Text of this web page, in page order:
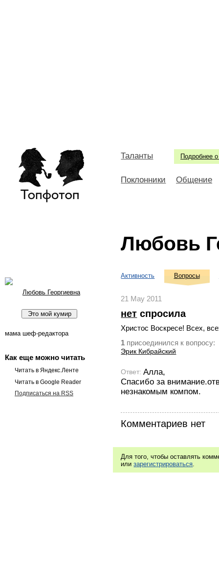
Подробнее о
Таланты
Поклонники Общение
Любовь
Любовь Георгиевна
мама шеф-редактора
Как еще можно читать
Читать в Яндекс.Ленте
Читать в Google Reader
Подписаться на RSS
Активность Вопросы
21 May 2011
нет спросила
Христос Воскресе! Всех,
1 присоединился к вопросу:
Эрик Кибрайский
Ответ: Алла,
Спасибо за
незнакомым компом.
Комментариев нет
Для того, чтобы оставлять
илизарегистрироваться.